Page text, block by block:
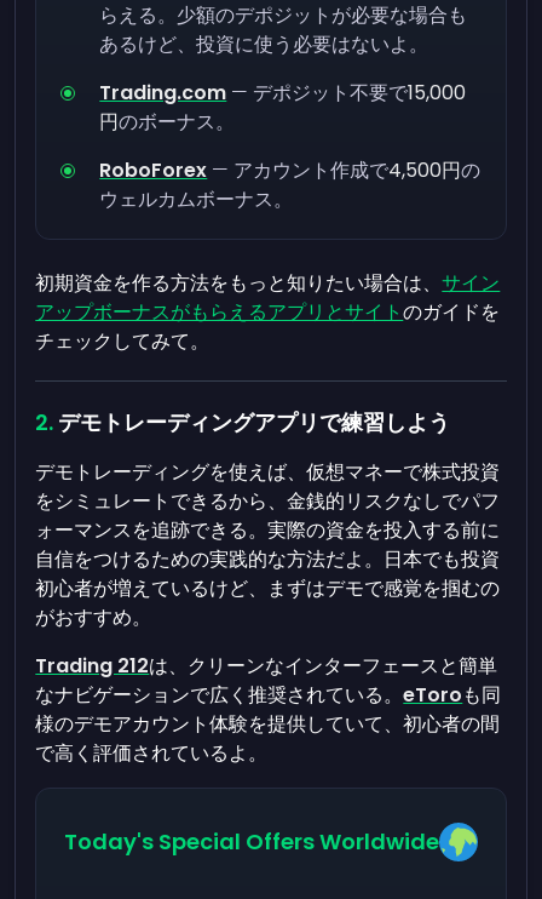
らえる。少額のデポジットが必要な場合も
あるけど、投資に使う必要はないよ。
Trading.com — デポジット不要で15,000
円のボーナス。
RoboForex — アカウント作成で4,500円の
ウェルカムボーナス。
初期資金を作る方法をもっと知りたい場合は、サイン
アップボーナスがもらえるアプリとサイトのガイドを
チェックしてみて。
デモトレーディングアプリで練習しよう
デモトレーディングを使えば、仮想マネーで株式投資
をシミュレートできるから、金銭的リスクなしでパフ
ォーマンスを追跡できる。実際の資金を投入する前に
自信をつけるための実践的な方法だよ。日本でも投資
初心者が増えているけど、まずはデモで感覚を掴むの
がおすすめ。
Trading 212は、クリーンなインターフェースと簡単
なナビゲーションで広く推奨されている。eToroも同
様のデモアカウント体験を提供していて、初心者の間
で高く評価されているよ。
Today's Special Offers Worldwide